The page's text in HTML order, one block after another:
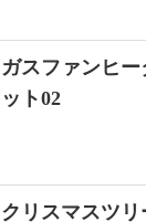
ガスファンヒ
ット02
クリスマスツ